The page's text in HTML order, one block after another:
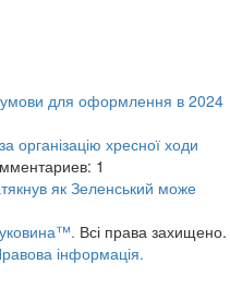
умови для оформлення в 2024
організацію хресної ходи
1
як Зеленський може
Всі права захищено.
інформація.